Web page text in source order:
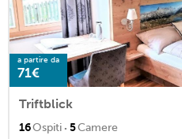
a partire da
71€
Triftblick
16Ospiti · 5Camere